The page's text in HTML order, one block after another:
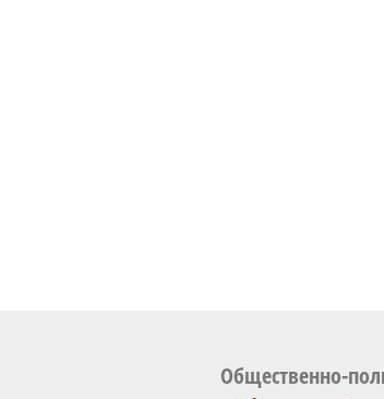
Общественно-